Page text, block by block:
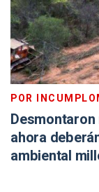
POR
ahora
ambiental